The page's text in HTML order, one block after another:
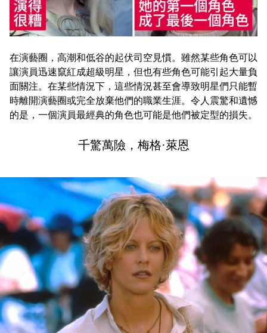
在演藝圈，高潮和低谷的起伏司空見慣。雖然某些角色可以
讓演員迅速竄紅成超級明星，但也有些角色可能引起大量負
面關注。在某些情況下，這些情況甚至會導致明星們只能暫
時離開演藝圈或完全放棄他們的職業生涯。令人震驚和遺憾
的是，一個演員最經典的角色也可能是他們被定型的損失。
千驚萬險，梅格·萊恩